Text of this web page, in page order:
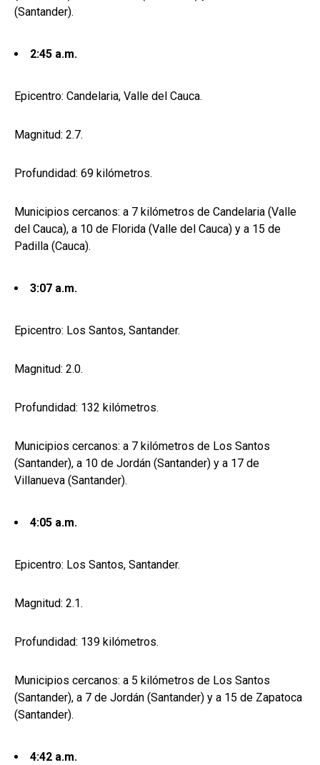
(Santander).
2:45 a.m.
Epicentro: Candelaria, Valle del Cauca.
Magnitud: 2.7.
Profundidad: 69 kilómetros.
Municipios cercanos: a 7 kilómetros de Candelaria (Valle
del Cauca), a 10 de Florida (Valle del Cauca) y a 15 de
Padilla (Cauca).
3:07 a.m.
Epicentro: Los Santos, Santander.
Magnitud: 2.0.
Profundidad: 132 kilómetros.
Municipios cercanos: a 7 kilómetros de Los Santos
(Santander), a 10 de Jordán (Santander) y a 17 de
Villanueva (Santander).
4:05 a.m.
Epicentro: Los Santos, Santander.
Magnitud: 2.1.
Profundidad: 139 kilómetros.
Municipios cercanos: a 5 kilómetros de Los Santos
(Santander), a 7 de Jordán (Santander) y a 15 de Zapatoca
(Santander).
4:42 a.m.